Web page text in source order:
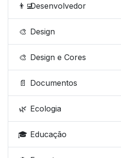
👨‍💻Desenvolvedor
🎨 Design
🎨 Design e Cores
📄 Documentos
🌿 Ecologia
🎓 Educação